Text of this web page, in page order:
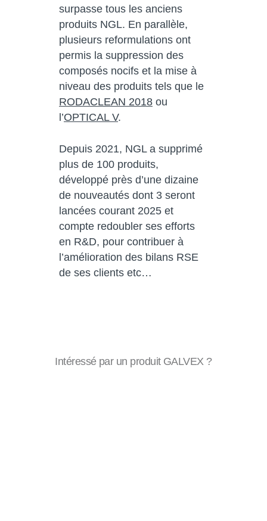
surpasse tous les anciens
produits NGL. En parallèle,
plusieurs reformulations ont
permis la suppression des
composés nocifs et la mise à
niveau des produits tels que le
RODACLEAN 2018ou
l’OPTICAL V.
Depuis 2021, NGL a supprimé
plus de 100 produits,
développé près d’une dizaine
de nouveautés dont 3 seront
lancées courant 2025 et
compte redoubler ses efforts
en R&D, pour contribuer à
l’amélioration des bilans RSE
de ses clients etc…
Intéressé par un produit GALVEX ?